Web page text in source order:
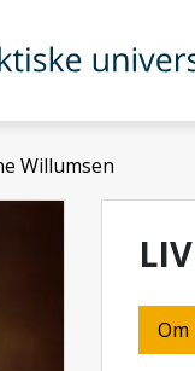
Willumsen
Om